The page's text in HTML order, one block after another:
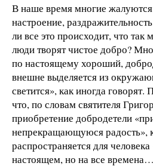
В наше время многие
настроение,
ли все это происходит, что так
люди творят чистое добро?
по настоящему хороший,
внешне выделяется из
светится», как иногда
что, по словам святителя
приобретение добродетели
непрекращающуюся радость»,
распространяется для человека
настоящем, но на все